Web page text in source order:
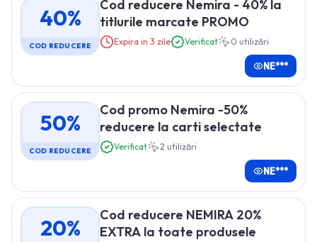
40%
COD REDUCERE
Cod reducere Nemira - 40% la
titlurile marcate PROMO
Expira in 3 zile Verificat 0 utilizări
NE***
50%
COD REDUCERE
Cod promo Nemira -50%
reducere la carti selectate
Verificat 2 utilizări
NE***
20%
Cod reducere NEMIRA 20%
EXTRA la toate produsele